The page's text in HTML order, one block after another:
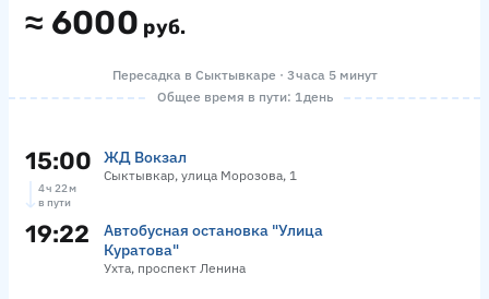
≈ 6000 руб.
Пересадка в Сыктывкаре · 3 часа 5 минут
Общее время в пути: 1 день
15:00 ЖД Вокзал
Сыктывкар, улица Морозова, 1
4 ч 22 м
в пути
19:22
Автобусная остановка "Улица
Куратова"
Ухта, проспект Ленина